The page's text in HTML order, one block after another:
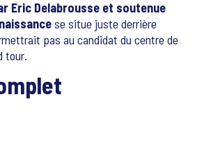
Eric Delabrousse et soutenue
se situe juste derrière
pas au candidat du centre de
tour.